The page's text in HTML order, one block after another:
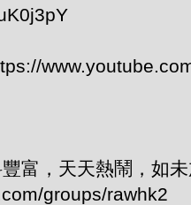
富，天天熱鬧，如
groups/rawhk2